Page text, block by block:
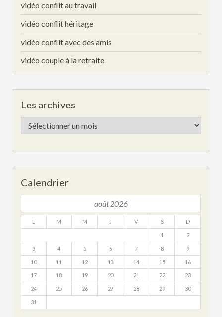
vidéo conflit au travail
vidéo conflit héritage
vidéo conflit avec des amis
vidéo couple à la retraite
Les archives
Les
archives
Calendrier
août 2026
L M M J V S D
1 2
3 4 5 6 7 8 9
10 11 12 13 14 15 16
17 18 19 20 21 22 23
24 25 26 27 28 29 30
31